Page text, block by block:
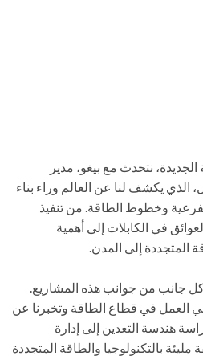
نتحدث مع بيغو، مدير
يكشف لنا عن العالم وراء بناء
وخطوط الطاقة. من تنفيذ
في الكابلات إلى أهمية
المتجددة إلى المدن.
جانب من جوانب هذه المشاريع.
العمل في قطاع الطاقة وتخبرنا عن
هندسة التعدين إلى إدارة
مليئة بالتكنولوجيا والطاقة المتجددة